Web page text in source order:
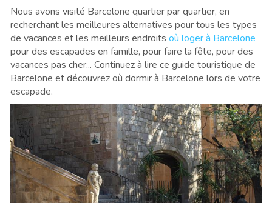
Nous avons visité Barcelone quartier par quartier, en
recherchant les meilleures alternatives pour tous les types
de vacances et les meilleurs endroits où loger à Barcelone
pour des escapades en famille, pour faire la fête, pour des
vacances pas cher... Continuez à lire ce guide touristique de
Barcelone et découvrez où dormir à Barcelone lors de votre
escapade.